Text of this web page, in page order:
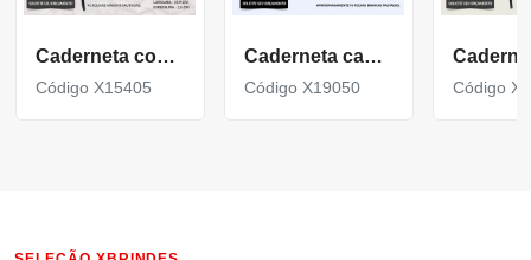
Caderneta com capa em couro sintético 96 folhas X15405
Código X15405
Caderneta capa dura produzida em couro sintético X19050
Código X19050 Código